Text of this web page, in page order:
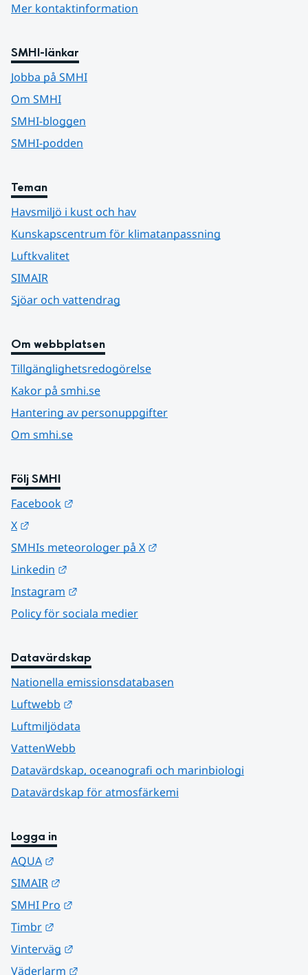
Mer kontaktinformation
SMHI-länkar
Jobba på SMHI
Om SMHI
SMHI-bloggen
SMHI-podden
Teman
Havsmiljö i kust och hav
Kunskapscentrum för klimatanpassning
Luftkvalitet
SIMAIR
Sjöar och vattendrag
Om webbplatsen
Tillgänglighetsredogörelse
Kakor på smhi.se
Hantering av personuppgifter
Om smhi.se
Följ SMHI
Facebook
X
SMHIs meteorologer på X
Linkedin
Instagram
Policy för sociala medier
Datavärdskap
Nationella emissionsdatabasen
Luftwebb
Luftmiljödata
VattenWebb
Datavärdskap, oceanografi och marinbiologi
Datavärdskap för atmosfärkemi
Logga in
AQUA
SIMAIR
SMHI Pro
Timbr
Vinterväg
Väderlarm